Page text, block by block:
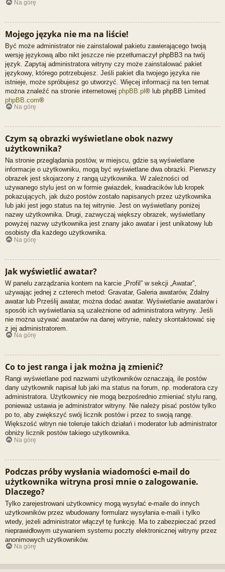
Na górę
Mojego języka nie ma na liście!
Być może administrator nie zainstalował pakietu zawierającego twoją
wersję językową albo nikt jeszcze nie przetłumaczył phpBB3 na twój
język. Zapytaj administratora witryny czy może zainstalować pakiet
językowy, którego potrzebujesz. Jeśli pakiet dla twojego języka nie
istnieje, może spróbujesz go utworzyć. Więcej informacji na ten temat
można znaleźć na stronie internetowej phpBB.pl ® lub phpBB Limited
phpBB.com®
Na górę
Czym są obrazki wyświetlane obok nazwy
użytkownika?
Na stronie przeglądania postów, w miejscu, gdzie są wyświetlane
informacje o użytkowniku, mogą być wyświetlane dwa obrazki. Pierwszy
obrazek jest skojarzony z rangą użytkownika. W zależności od
używanego stylu jest on w formie gwiazdek, kwadracików lub kropek
pokazujących, jak dużo postów zostało napisanych przez użytkownika
lub jaki jest jego status na tej witrynie. Jest on wyświetlany poniżej
nazwy użytkownika. Drugi, zazwyczaj większy obrazek, wyświetlany
powyżej nazwy użytkownika jest znany jako awatar i jest unikatowy lub
osobisty dla każdego użytkownika.
Na górę
Jak wyświetlić awatar?
W panelu zarządzania kontem na karcie „Profil” w sekcji „Awatar”,
używając jednej z czterech metod: Gravatar, Galeria awatarów, Zdalny
awatar lub Prześlij awatar, można dodać awatar. Wyświetlanie awatarów i
sposób ich wyświetlania są uzależnione od administratora witryny. Jeśli
nie można używać awatarów na danej witrynie, należy skontaktować się
z jej administratorem.
Na górę
Co to jest ranga i jak można ją zmienić?
Rangi wyświetlane pod nazwami użytkowników oznaczają, ile postów
dany użytkownik napisał lub jaki ma status na forum, np. moderatora czy
administratora. Użytkownicy nie mogą bezpośrednio zmieniać stylu rang,
ponieważ ustawia je administrator witryny. Nie należy pisać postów tylko
po to, aby zwiększyć swój licznik postów i przez to swoją rangę.
Większość witryn nie toleruje takich działań i moderator lub administrator
obniży licznik postów takiego użytkownika.
Na górę
Podczas próby wysłania wiadomości e-mail do
użytkownika witryna prosi mnie o zalogowanie.
Dlaczego?
Tylko zarejestrowani użytkownicy mogą wysyłać e-maile do innych
użytkowników przez wbudowany formularz wysyłania e-maili i tylko
wtedy, jeżeli administrator włączył tę funkcję. Ma to zabezpieczać przed
nieprawidłowym używaniem systemu poczty elektronicznej witryny przez
anonimowych użytkowników.
Na górę